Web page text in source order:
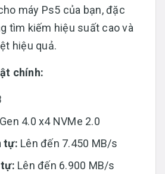
máy Ps5 của bạn, đặc
tìm kiếm hiệu suất cao và
hiệu quả.
chính:
4.0 x4 NVMe 2.0​
tự: Lên đến 7.450 MB/s​
Lên đến 6.900 MB/s​